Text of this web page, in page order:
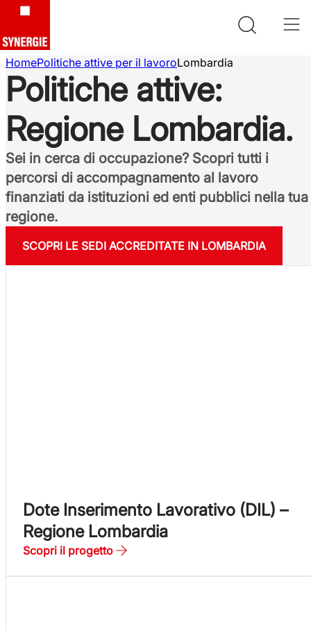
HomePolitiche attive per il lavoroLombardia
Politiche attive:
Regione Lombardia.
Sei in cerca di occupazione? Scopri tutti i
percorsi di accompagnamento al lavoro
finanziati da istituzioni ed enti pubblici nella tua
regione.
SCOPRI LE SEDI ACCREDITATE IN LOMBARDIA
Dote Inserimento Lavorativo (DIL) –
Regione Lombardia
Scopri il progetto